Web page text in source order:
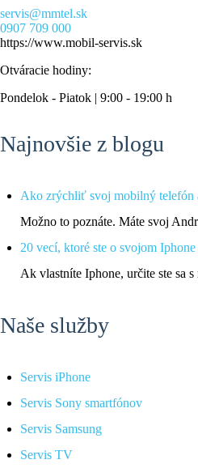
servis@mmtel.sk
0907 709 000
https://www.mobil-servis.sk
Otváracie hodiny:
Pondelok - Piatok | 9:00 - 19:00 h
Najnovšie z blogu
Ako zrýchliť svoj mobilný telefón
Možno to poznáte. Máte svoj
20 vecí, ktoré ste o svojom
Ak vlastníte Iphone, určite ste sa
Naše služby
Servis iPhone
Servis Sony smartfónov
Servis Samsung
Servis TV